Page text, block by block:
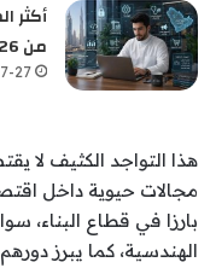
أكثر
من 2026.. فرص برواتب مرتفعة
27
هذا التواجد الكثيف لا
مجالات حيوية داخل
بارزا في قطاع البناء،
الهندسية، كما يبرز